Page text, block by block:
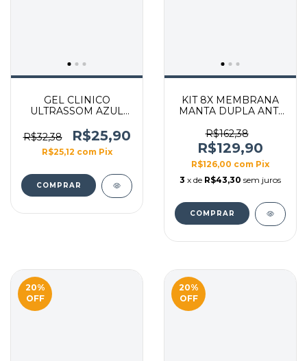
GEL CLINICO
ULTRASSOM AZUL
R$32,38
R$25,90
R$25,12 com Pix
KIT 8X MEMBRANA
MANTA DUPLA ANTI
CRIOLIPÓLISE 40X30
TAMANHO G
R$162,38
R$129,90
R$126,00 com Pix
3 x de R$43,30 sem juros
20%
OFF
20%
OFF